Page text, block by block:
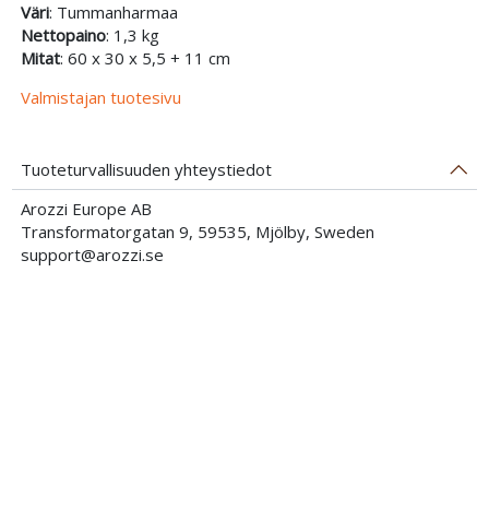
Väri: Tummanharmaa
Nettopaino: 1,3 kg
Mitat: 60 x 30 x 5,5 + 11 cm
Valmistajan tuotesivu
Tuoteturvallisuuden yhteystiedot
Arozzi Europe AB
Transformatorgatan 9, 59535, Mjölby, Sweden
support@arozzi.se